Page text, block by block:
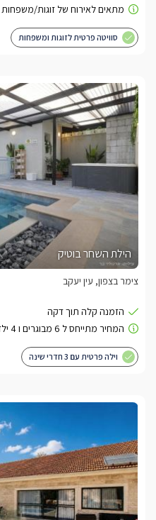
סוויטה פרטית לזוגות ומשפחות
הילת השחר בוטיק
צימר בצפון, עין יעקב
וילה פרטית עם 3 חדרי שינה